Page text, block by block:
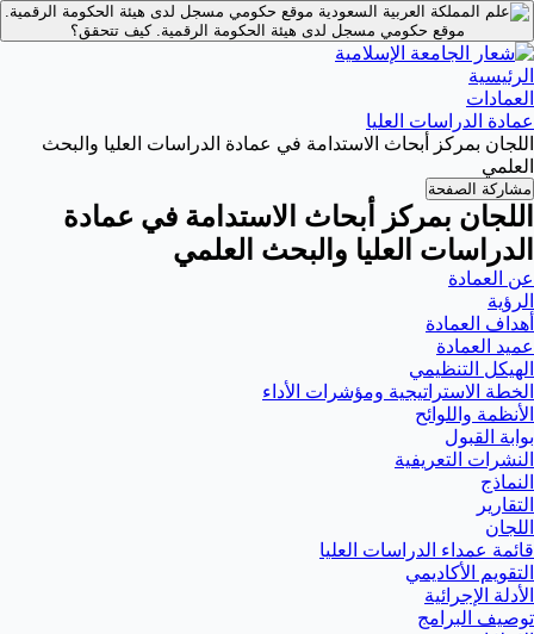
موقع حكومي مسجل لدى هيئة الحكومة الرقمية.
موقع حكومي مسجل لدى هيئة الحكومة الرقمية.كيف تتحقق؟
الرئيسية
العمادات
عمادة الدراسات العليا
اللجان بمركز أبحاث الاستدامة في عمادة الدراسات العليا والبحث
العلمي
مشاركة الصفحة
اللجان بمركز أبحاث الاستدامة في عمادة
الدراسات العليا والبحث العلمي
عن العمادة
الرؤية
أهداف العمادة
عميد العمادة
الهيكل التنظيمي
الخطة الاستراتيجية ومؤشرات الأداء
الأنظمة واللوائح
بوابة القبول
النشرات التعريفية
النماذج
التقارير
اللجان
قائمة عمداء الدراسات العليا
التقويم الأكاديمي
الأدلة الإجرائية
توصيف البرامج